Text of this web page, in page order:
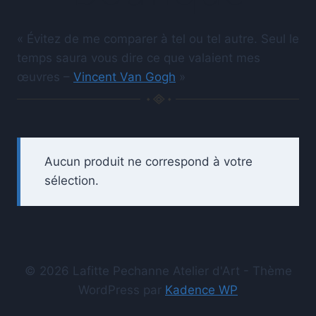
« Évitez de me comparer à tel ou tel autre. Seul le
temps saura vous dire ce que valaient mes
œuvres – Vincent Van Gogh »
Aucun produit ne correspond à votre
sélection.
© 2026 Lafitte Pechanne Atelier d'Art - Thème
WordPress par Kadence WP